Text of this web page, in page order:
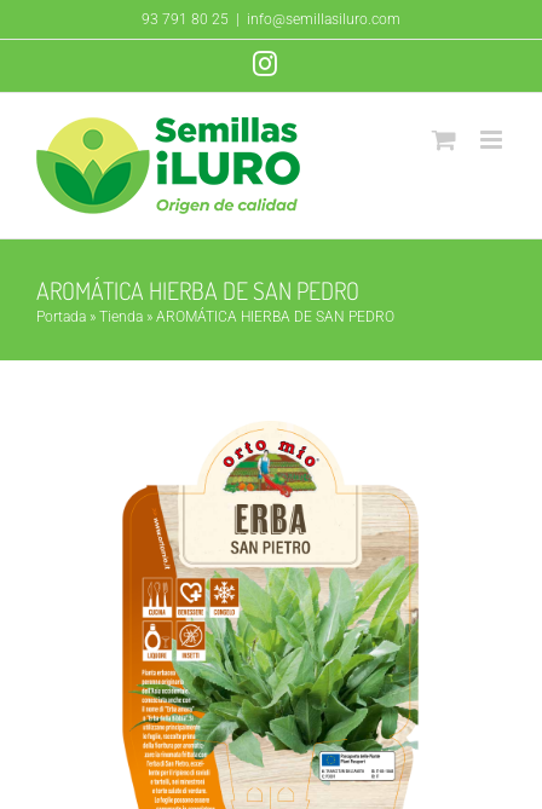
contenido
93 791 80 25 info@semillasiluro.com
Instagram
AROMÁTICA HIERBA DE SAN PEDRO
Portada » Tienda » AROMÁTICA HIERBA DE SAN PEDRO